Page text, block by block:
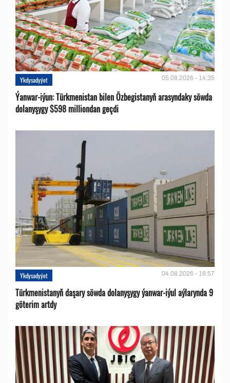
Ykdysadyýet 05.08.2026 - 14:35
Ýanwar-iýun: Türkmenistan bilen Özbegistanyň arasyndaky söwda
dolanyşygy $598 milliondan geçdi
Ykdysadyýet 04.08.2026 - 16:57
Türkmenistanyň daşary söwda dolanyşygy ýanwar-iýul aýlarynda 9
göterim artdy